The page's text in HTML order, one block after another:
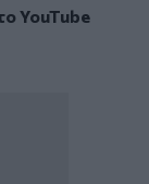
YouTube